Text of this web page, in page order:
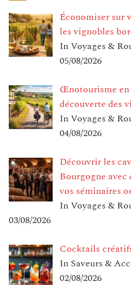
Économiser sur
les vignobles
In Voyages &
05/08/2026
Œnotourisme en
découverte des
In Voyages &
04/08/2026
Découvrir les
Bourgogne
vos séminaires
In Voyages &
03/08/2026
Cocktails
In Saveurs &
02/08/2026